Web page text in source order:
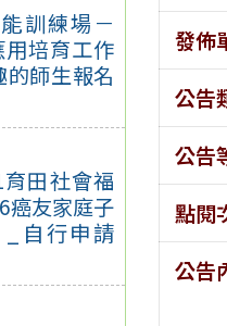
訓練場－
培育工作
師生報名
育田社會福
癌友家庭子
自行申請
發佈
公告
公告
點閱
公告